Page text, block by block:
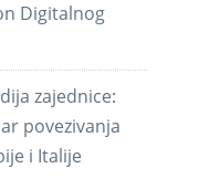
Digitalnog
zajednice:
povezivanja
i Italije